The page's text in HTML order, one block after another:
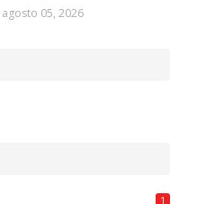
agosto 05, 2026
1